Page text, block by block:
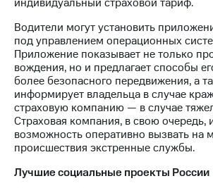
Водители могут установить
под управлением операционных
Приложение показывает не только
вождения, но и предлагает способы
более безопасного передвижения, а
информирует владельца в случае
страховую компанию — в случае
Страховая компания, в свою очередь,
возможность оперативно вызвать на
происшествия экстренные службы.
Лучшие социальные проекты России